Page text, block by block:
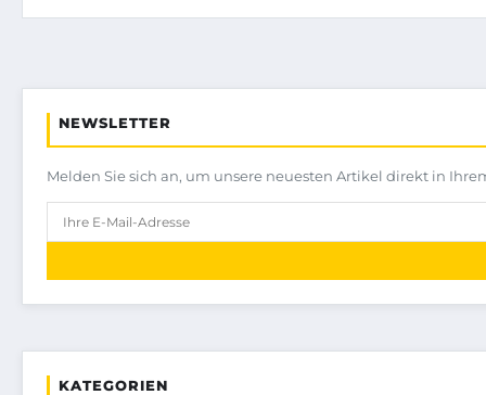
NEWSLETTER
Melden Sie sich an, um unsere neuesten Artikel direkt in
KATEGORIEN